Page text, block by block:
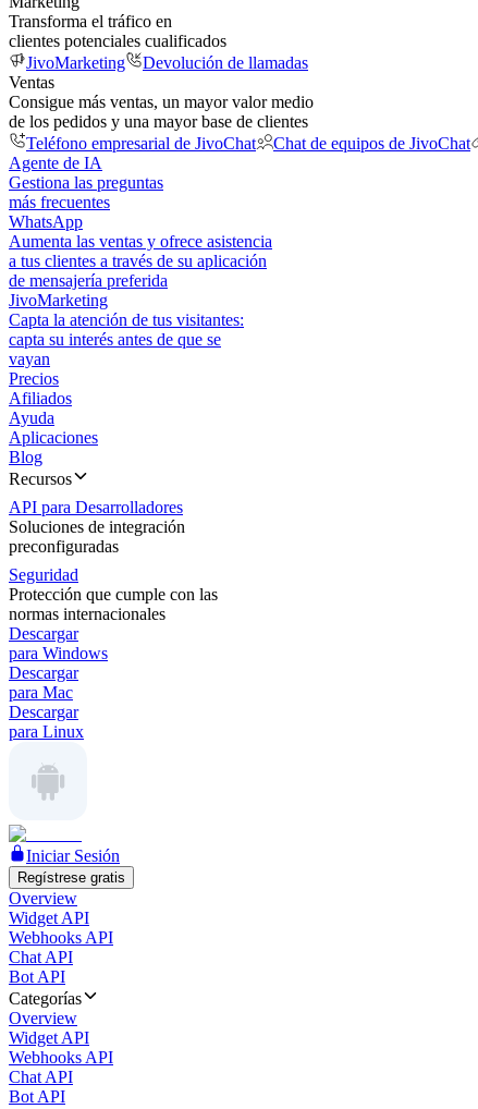
Transforma el tráfico en
clientes potenciales cualificados
JivoMarketing
Devolución de llamadas
Ventas
Consigue más ventas, un mayor valor medio
de los pedidos y una mayor base de clientes
Teléfono empresarial de JivoChat
Chat de equipos de JivoChat
Agente de IA
Gestiona las preguntas
más frecuentes
WhatsApp
Aumenta las ventas y ofrece asistencia
a tus clientes a través de su aplicación
de mensajería preferida
JivoMarketing
Capta la atención de tus visitantes:
capta su interés antes de que se
vayan
Precios
Afiliados
Ayuda
Aplicaciones
Blog
Recursos
API para Desarrolladores
Soluciones de integración
preconfiguradas
Seguridad
Protección que cumple con las
normas internacionales
Descargar
para Windows
Descargar
para Mac
Descargar
para Linux
Iniciar Sesión
Regístrese gratis
Overview
Widget API
Webhooks API
Chat API
Bot API
Categorías
Overview
Widget API
Webhooks API
Chat API
Bot API